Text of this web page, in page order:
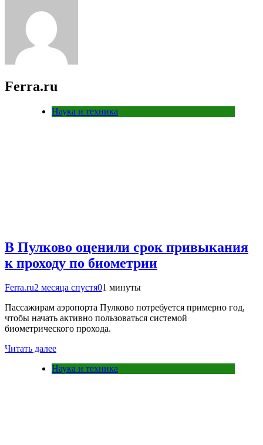
Ferra.ru
Наука и техника
В Пулково оценили срок привыкания
к проходу по биометрии
Ferra.ru2 месяца спустя01 минуты
Пассажирам аэропорта Пулково потребуется примерно год,
чтобы начать активно пользоваться системой
биометрического прохода.
Читать далее
Наука и техника